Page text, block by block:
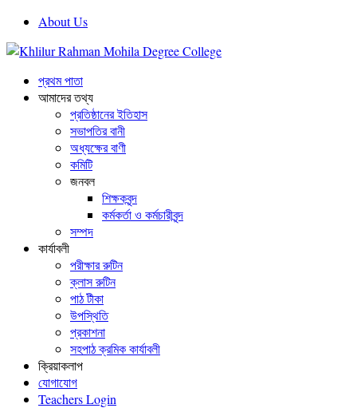
About Us
প্রথম পাতা
আমাদের তথ্য
প্রতিষ্ঠানের ইতিহাস
সভাপতির বানী
অধ্যক্ষের বাণী
কমিটি
জনবল
শিক্ষকবৃন্দ
কর্মকর্তা ও কর্মচারীবৃন্দ
সম্পদ
কার্যাবলী
পরীক্ষার রুটিন
ক্লাস রুটিন
পাঠ টীকা
উপস্থিতি
প্রকাশনা
সহপাঠ ক্রমিক কার্যাবলী
ক্রিয়াকলাপ
যোগাযোগ
Teachers Login